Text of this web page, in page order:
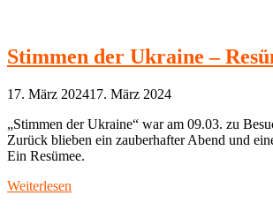
Stimmen der Ukraine –
17. März 202417. März 2024
„Stimmen der Ukraine“ war am 09.03. zu
Zurück blieben ein zauberhafter Abend und
Ein Resümee.
Weiterlesen